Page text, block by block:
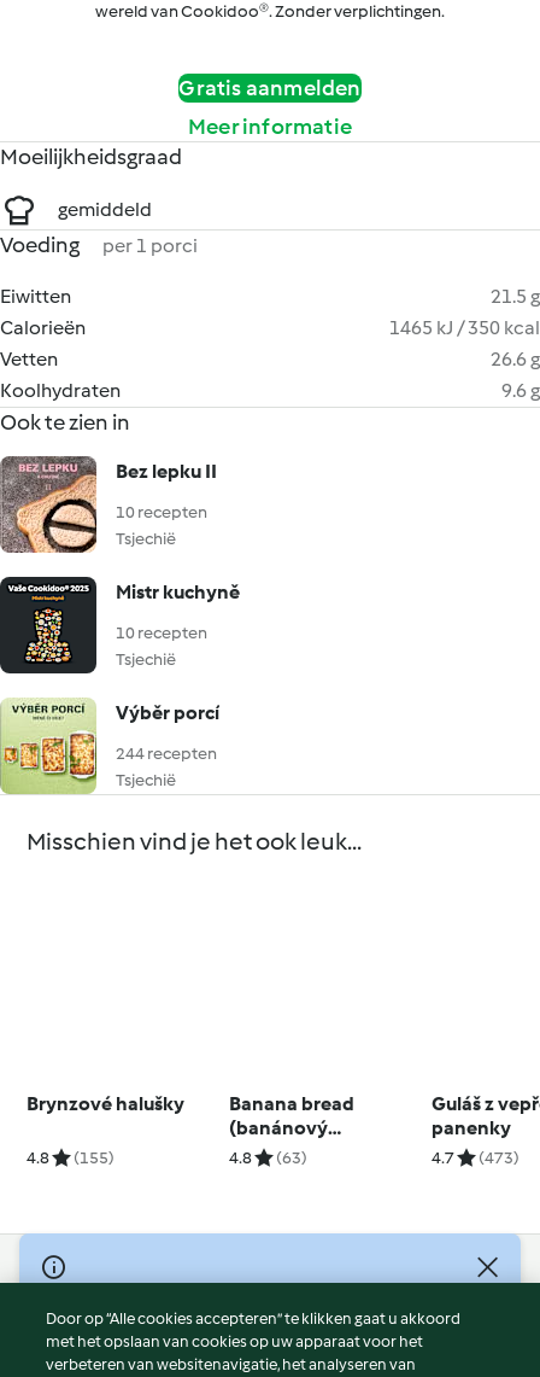
wereld van Cookidoo®. Zonder verplichtingen.
Gratis aanmelden
Meer informatie
Moeilijkheidsgraad
gemiddeld
Voeding per 1 porci
Eiwitten
21.5 g
Calorieën
1465 kJ / 350 kcal
Vetten
26.6 g
Koolhydraten
9.6 g
Ook te zien in
Bez lepku II
10 recepten
Tsjechië
Mistr kuchyně
10 recepten
Tsjechië
Výběr porcí
244 recepten
Tsjechië
Misschien vind je het ook leuk...
Brynzové halušky
4.8 (155)
Banana bread
(banánový
chlebíček)
4.8 (63)
Guláš z
panenky
4.7 (473)
© Copyright 2026
Gebruiksvoorwaarden
Privacybeleid
Door op “Alle cookies accepteren” te klikken gaat u akkoord
met het opslaan van cookies op uw apparaat voor het
verbeteren van websitenavigatie, het analyseren van